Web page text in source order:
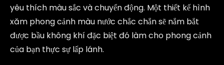
yêu thích màu sắc và chuyển động. Một thiết kế hình
xăm phong cảnh màu nước chắc chắn sẽ nắm bắt
được bầu không khí đặc biệt đó làm cho phong cảnh
của bạn thực sự lấp lánh.